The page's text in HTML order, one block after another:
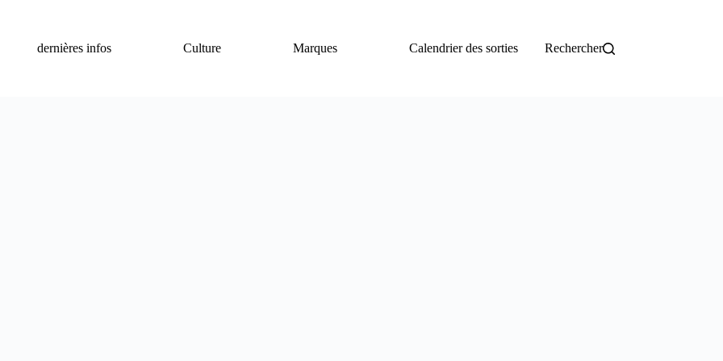
dernières infos
Culture Marques Calendrier des sorties Rechercher